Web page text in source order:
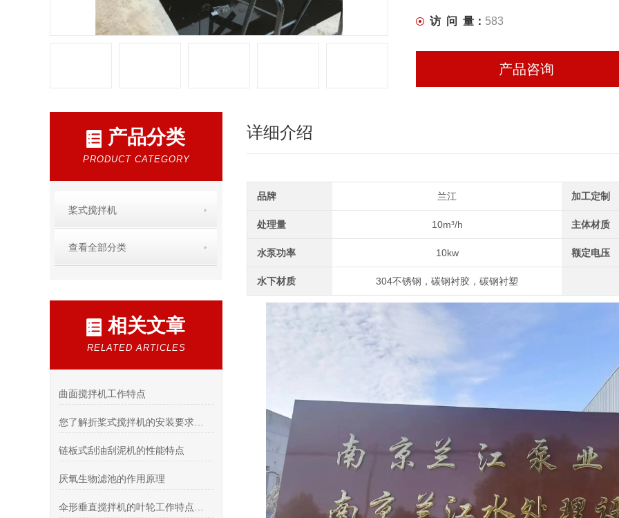
访 问 量： 583
产品咨询
产品分类
PRODUCT CATEGORY
桨式搅拌机
查看全部分类
相关文章
RELATED ARTICLES
曲面搅拌机工作特点
链板式刮油刮泥机的性能特点
厌氧生物滤池的作用原理
详细介绍
品牌 兰江 加工定制
处理量 10m³/h 主体材质
水泵功率 10kw 额定电压
水下材质 304不锈钢，碳钢衬胶，碳钢衬塑